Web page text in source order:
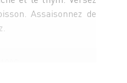
Assaisonnez de